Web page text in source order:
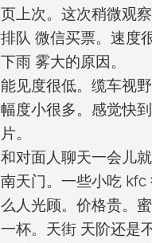
页上次。这次稍微观
排队 微信买票。速度
下雨 雾大的原因。
能见度很低。缆车视
幅度小很多。感觉快
片。
和对面人聊天一会儿
南天门。一些小吃 kfc
么人光顾。价格贵。
一杯。天街 天阶还是